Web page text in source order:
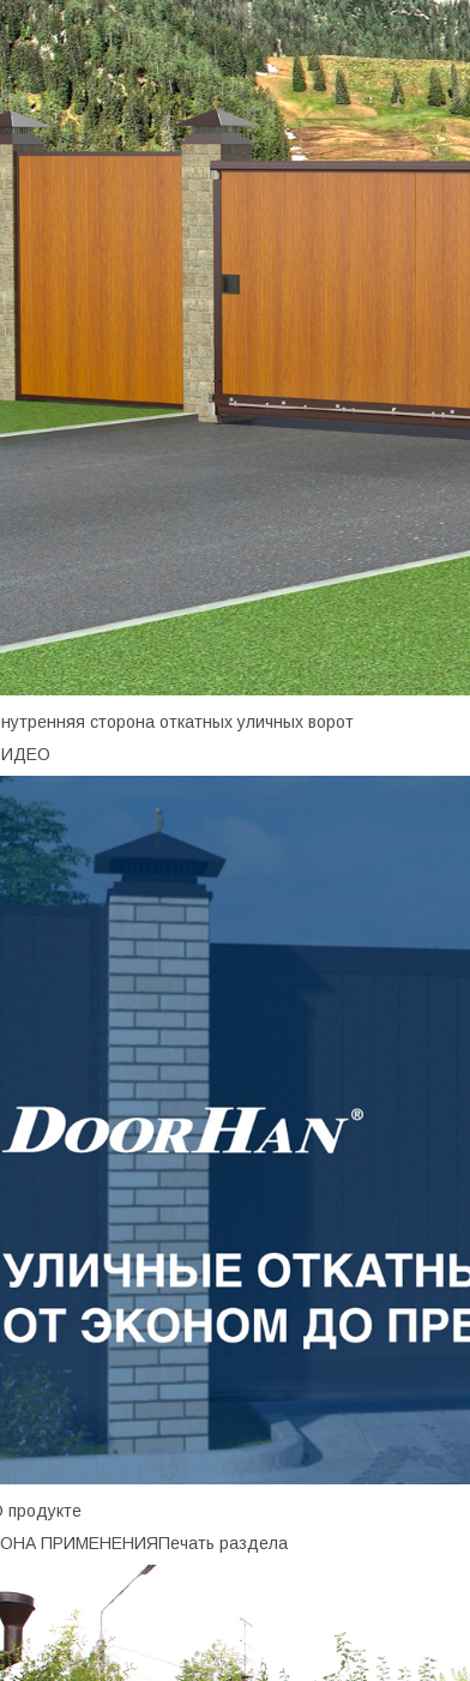
сторона откатных уличных ворот
продукте
ПРИМЕНЕНИЯПечать раздела